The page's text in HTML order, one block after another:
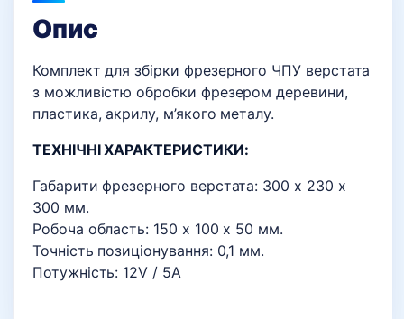
Опис
Комплект для збірки фрезерного ЧПУ верстата
з можливістю обробки фрезером деревини,
пластика, акрилу, м’якого металу.
ТЕХНІЧНІ ХАРАКТЕРИСТИКИ:
Габарити фрезерного верстата: 300 х 230 х
300 мм.
Робоча область: 150 х 100 х 50 мм.
Точність позиціонування: 0,1 мм.
Потужність: 12V / 5A